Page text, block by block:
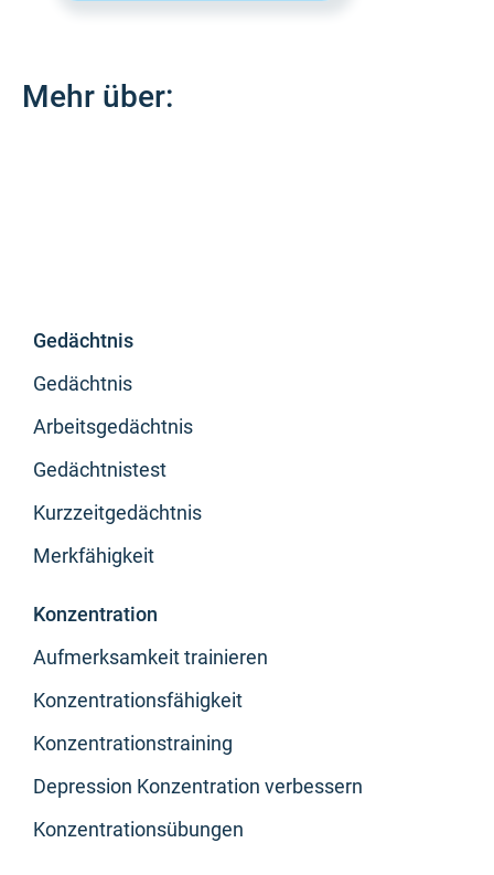
Mehr über:
Gedächtnis
Gedächtnis
Arbeitsgedächtnis
Gedächtnistest
Kurzzeitgedächtnis
Merkfähigkeit
Konzentration
Aufmerksamkeit trainieren
Konzentrationsfähigkeit
Konzentrationstraining
Depression Konzentration verbessern
Konzentrationsübungen